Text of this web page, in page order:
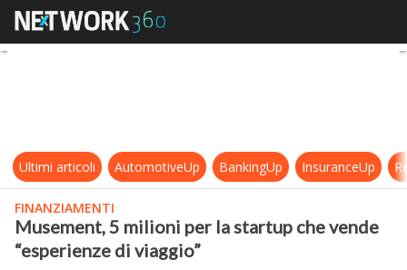
Musement, 5 milioni per la startup
Ultimi articoli AutomotiveUp BankingUp InsuranceUp
FINANZIAMENTI
Musement, 5 milioni per la startup che vende
“esperienze di viaggio”